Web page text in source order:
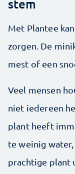
stem
Met Plantee
zorgen. De
mest of een
Veel mensen
niet iedereen
plant heeft
te weinig
prachtige plant